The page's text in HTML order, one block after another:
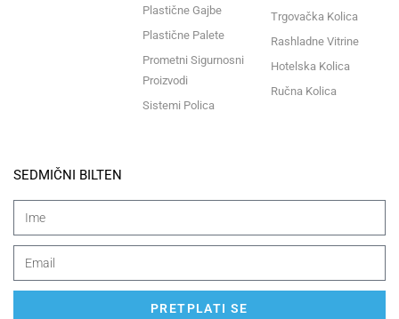
Plastične Gajbe
Plastične Palete
Prometni Sigurnosni
Proizvodi
Sistemi Polica
Trgovačka Kolica
Rashladne Vitrine
Hotelska Kolica
Ručna Kolica
SEDMIČNI BILTEN
PRETPLATI SE